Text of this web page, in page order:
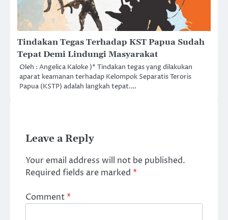
Tindakan Tegas Terhadap KST Papua Sudah
Tepat Demi Lindungi Masyarakat
Oleh : Angelica Kaloke )* Tindakan tegas yang dilakukan
aparat keamanan terhadap Kelompok Separatis Teroris
Papua (KSTP) adalah langkah tepat.…
Leave a Reply
Your email address will not be published.
Required fields are marked *
Comment*